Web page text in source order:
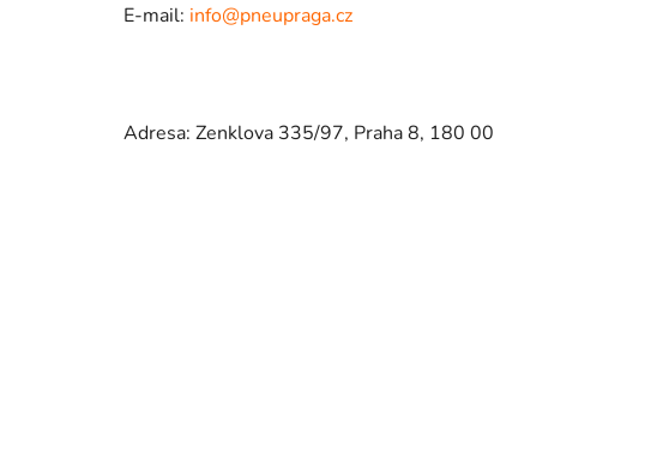
E-mail: info@pneupraga.cz
Adresa: Zenklova 335/97, Praha 8, 180 00